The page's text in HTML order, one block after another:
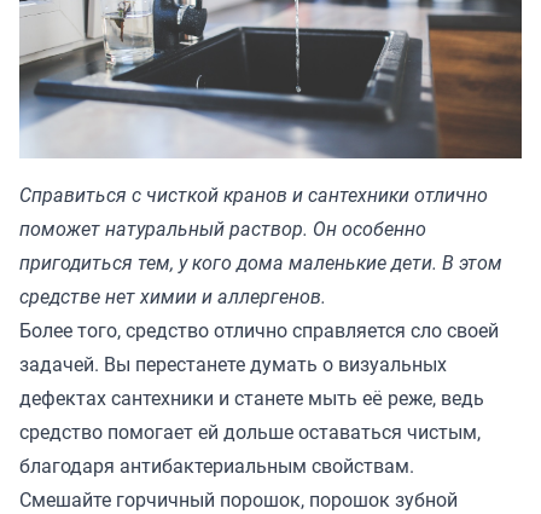
Справиться с чисткой кранов и сантехники отлично
поможет натуральный раствор. Он особенно
пригодиться тем, у кого дома маленькие дети. В этом
средстве нет химии и аллергенов.
Более того, средство отлично справляется сло своей
задачей. Вы перестанете думать о визуальных
дефектах сантехники и станете мыть еë реже, ведь
средство помогает ей дольше оставаться чистым,
благодаря антибактериальным свойствам.
Смешайте горчичный порошок, порошок зубной